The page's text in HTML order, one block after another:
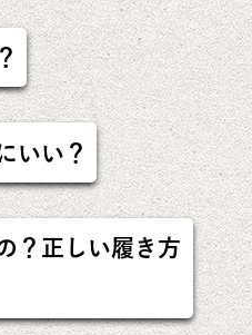
いい？
？正しい履き方